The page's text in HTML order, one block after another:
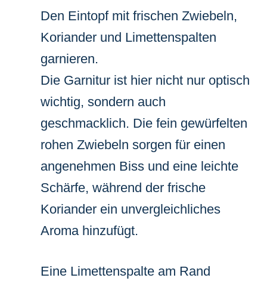
Den Eintopf mit frischen Zwiebeln,
Koriander und Limettenspalten
garnieren.
Die Garnitur ist hier nicht nur optisch
wichtig, sondern auch
geschmacklich. Die fein gewürfelten
rohen Zwiebeln sorgen für einen
angenehmen Biss und eine leichte
Schärfe, während der frische
Koriander ein unvergleichliches
Aroma hinzufügt.
Eine Limettenspalte am Rand